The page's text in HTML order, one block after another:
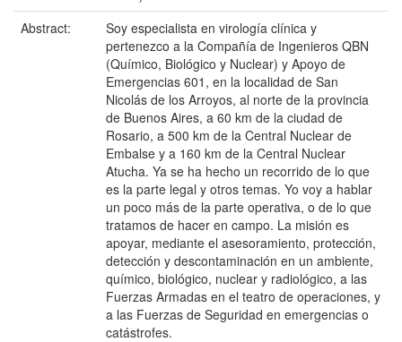
Abstract:
Soy especialista en virología clínica y
pertenezco a la Compañía de Ingenieros QBN
(Químico, Biológico y Nuclear) y Apoyo de
Emergencias 601, en la localidad de San
Nicolás de los Arroyos, al norte de la provincia
de Buenos Aires, a 60 km de la ciudad de
Rosario, a 500 km de la Central Nuclear de
Embalse y a 160 km de la Central Nuclear
Atucha. Ya se ha hecho un recorrido de lo que
es la parte legal y otros temas. Yo voy a hablar
un poco más de la parte operativa, o de lo que
tratamos de hacer en campo. La misión es
apoyar, mediante el asesoramiento, protección,
detección y descontaminación en un ambiente,
químico, biológico, nuclear y radiológico, a las
Fuerzas Armadas en el teatro de operaciones, y
a las Fuerzas de Seguridad en emergencias o
catástrofes.